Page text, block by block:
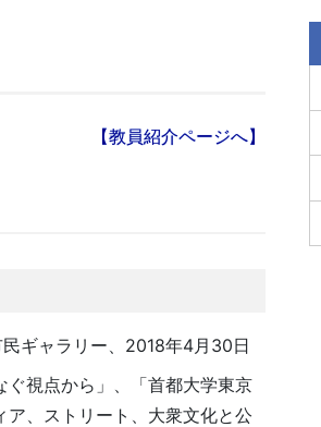
【教員紹介ページへ】
ギャラリー、2018年4月30日
視点から」、「首都大学東京
、ストリート、大衆文化と公